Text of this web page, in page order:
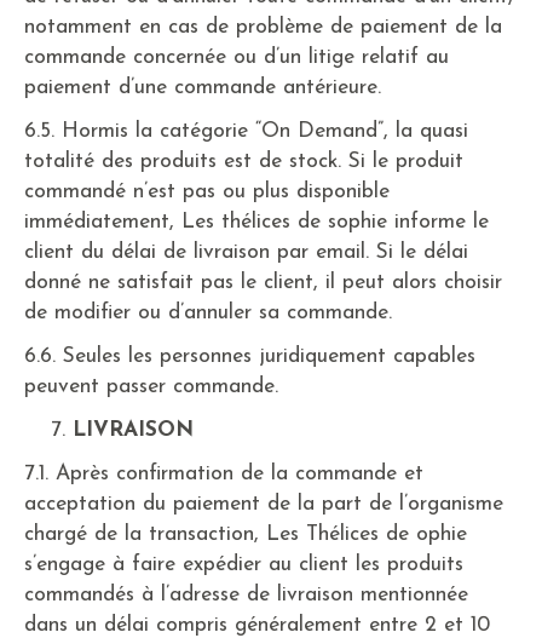
notamment en cas de problème de paiement de la
commande concernée ou d’un litige relatif au
paiement d’une commande antérieure.
6.5. Hormis la catégorie “On Demand”, la quasi
totalité des produits est de stock. Si le produit
commandé n’est pas ou plus disponible
immédiatement, Les thélices de sophie informe le
client du délai de livraison par email. Si le délai
donné ne satisfait pas le client, il peut alors choisir
de modifier ou d’annuler sa commande.
6.6. Seules les personnes juridiquement capables
peuvent passer commande.
LIVRAISON
7.1. Après confirmation de la commande et
acceptation du paiement de la part de l’organisme
chargé de la transaction, Les Thélices de ophie
s’engage à faire expédier au client les produits
commandés à l’adresse de livraison mentionnée
dans un délai compris généralement entre 2 et 10